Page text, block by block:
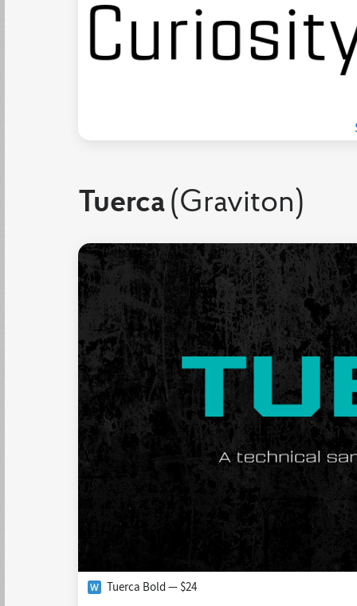
Tuerca (Graviton)
Tuerca Bold — $24